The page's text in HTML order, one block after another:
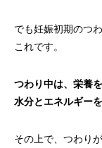
でも妊娠初期のつ
これです。
つわり中は、栄養
水分とエネルギー
その上で、つわり